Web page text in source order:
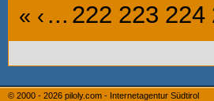
« ‹ ... 222 223 224
© 2000 - 2026 piloly.com - Internetagentur Südtirol